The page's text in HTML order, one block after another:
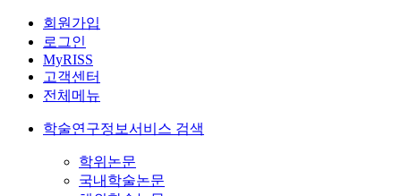
회원가입
로그인
MyRISS
고객센터
전체메뉴
학술연구정보서비스 검색
학위논문
국내학술논문